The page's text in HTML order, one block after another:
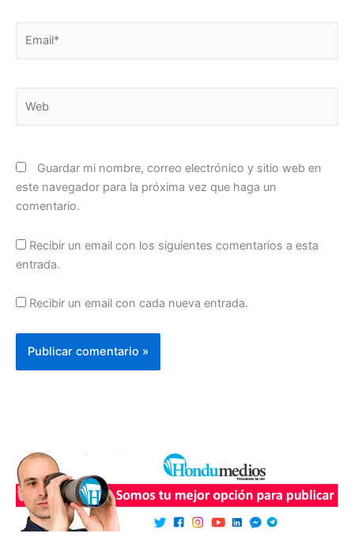
Guardar mi nombre, correo electrónico y sitio web en
este navegador para la próxima vez que haga un
comentario.
Recibir un email con los siguientes comentarios a esta
entrada.
Recibir un email con cada nueva entrada.